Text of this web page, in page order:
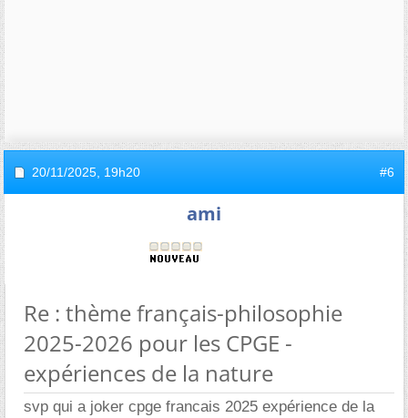
20/11/2025, 19h20 #6
ami
Re : thème français-philosophie
2025-2026 pour les CPGE -
expériences de la nature
svp qui a joker cpge francais 2025 expérience de la